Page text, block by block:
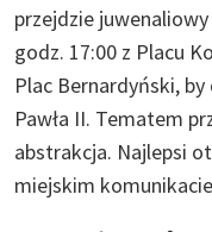
przejdzie
godz. 17:00 z Placu
Plac Bernardyński,
Pawła II. Tematem
abstrakcja. Najlepsi
miejskim